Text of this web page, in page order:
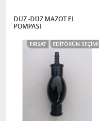
DÜZ -DÜZ MAZOT EL
POMPASI
FIRSAT EDITÖRÜN SEÇIMI